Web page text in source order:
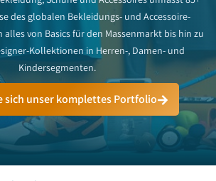
des globalen Bekleidungs- und Accessoire-
alles von Basics für den Massenmarkt bis hin zu
Kollektionen in Herren-, Damen- und
Kindersegmenten.
sich unser komplettes Portfolio